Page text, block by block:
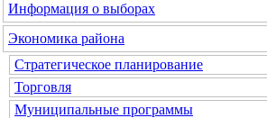
Информация о выборах
Экономика района
Стратегическое планирование
Торговля
Муниципальные программы